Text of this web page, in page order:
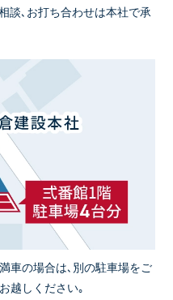
談､お打ち合わせは本社で承
車の場合は､別の駐車場をご
越しください｡